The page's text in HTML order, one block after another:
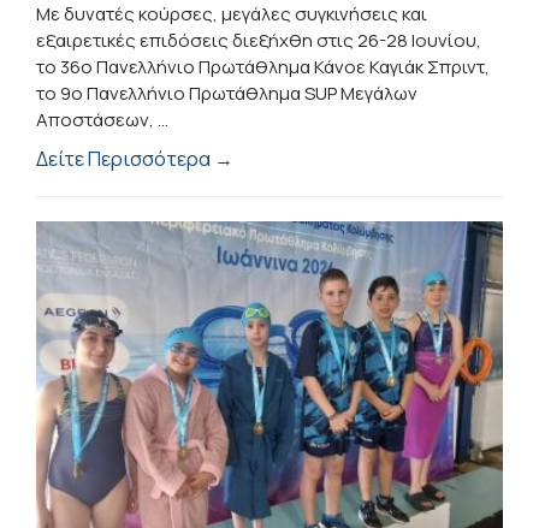
Με δυνατές κούρσες, μεγάλες συγκινήσεις και
εξαιρετικές επιδόσεις διεξήχθη στις 26-28 Ιουνίου,
το 36ο Πανελλήνιο Πρωτάθλημα Κάνοε Καγιάκ Σπριντ,
το 9ο Πανελλήνιο Πρωτάθλημα SUP Μεγάλων
Αποστάσεων, ...
Δείτε Περισσότερα →